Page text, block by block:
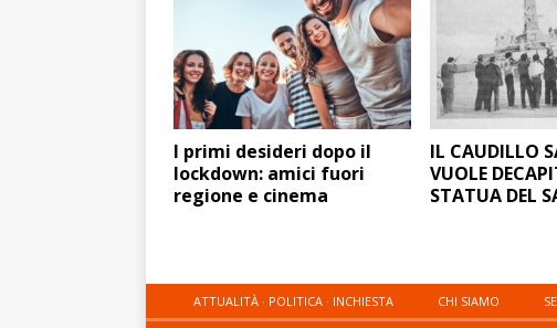
I primi desideri dopo il
lockdown: amici fuori
regione e cinema
IL CAUDILLO
VUOLE
STATUA DEL
ATTUALITÀ · POLITICA · INCHIESTA CHI SIAMO